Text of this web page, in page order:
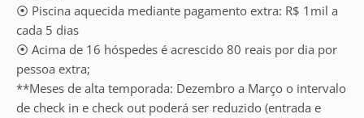
⦿ Piscina aquecida mediante pagamento extra: R$ 1mil a
cada 5 dias
⦿ Acima de 16 hóspedes é acrescido 80 reais por dia por
pessoa extra;
**Meses de alta temporada: Dezembro a Março o intervalo
de check in e check out poderá ser reduzido (entrada e